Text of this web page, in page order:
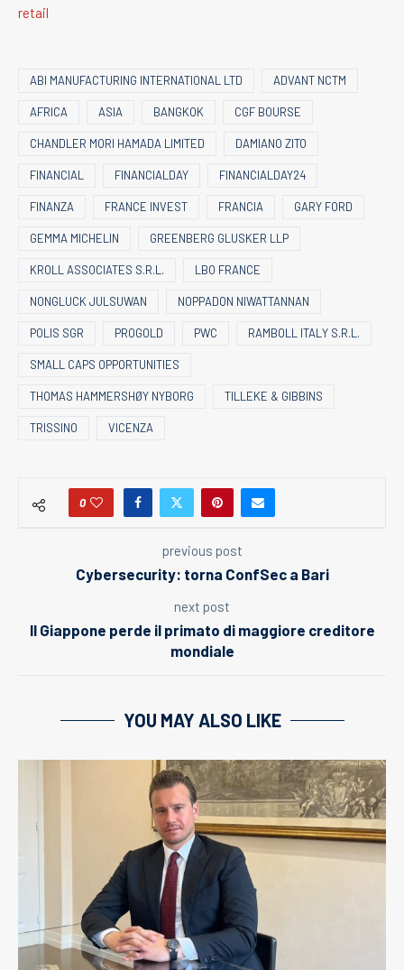
retail
ABI MANUFACTURING INTERNATIONAL LTD ADVANT NCTM
AFRICA ASIA BANGKOK CGF BOURSE
CHANDLER MORI HAMADA LIMITED DAMIANO ZITO
FINANCIAL FINANCIALDAY FINANCIALDAY24
FINANZA FRANCE INVEST FRANCIA GARY FORD
GEMMA MICHELIN GREENBERG GLUSKER LLP
KROLL ASSOCIATES S.R.L. LBO FRANCE
NONGLUCK JULSUWAN NOPPADON NIWATTANNAN
POLIS SGR PROGOLD PWC RAMBOLL ITALY S.R.L.
SMALL CAPS OPPORTUNITIES
THOMAS HAMMERSHØY NYBORG TILLEKE & GIBBINS
TRISSINO VICENZA
0
previous post
Cybersecurity: torna ConfSec a Bari
next post
Il Giappone perde il primato di maggiore creditore
mondiale
YOU MAY ALSO LIKE